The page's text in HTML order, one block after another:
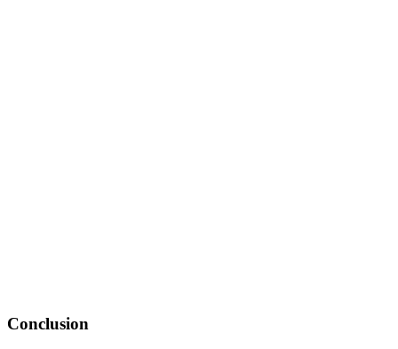
Conclusion